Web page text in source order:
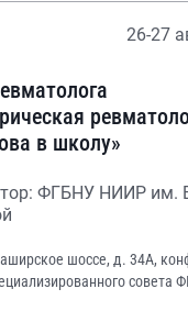
26-27
в школу»
ФГБНУ НИИР им.
шоссе, д. 34А,
совета